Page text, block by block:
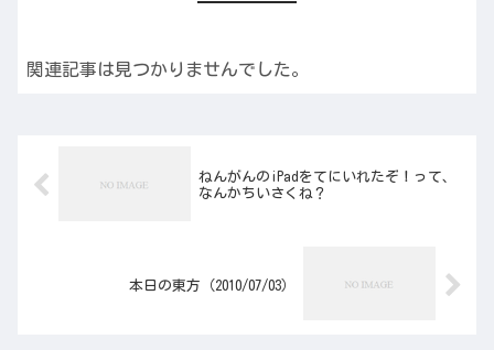
関連記事は見つかりませんでした。
ねんがんのiPadをてにいれたぞ！って、
なんかちいさくね？
本日の東方（2010/07/03）